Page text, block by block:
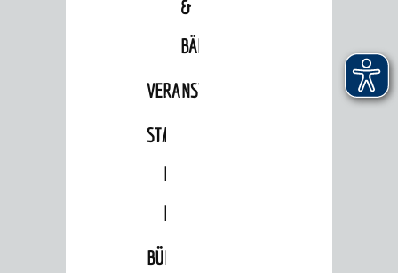
&
BÄDER
VERANSTALTUNGSRÄUME
STADTHALLE
ROLF-
ENGELBRECHT-
HAUS
BÜRGERSAAL
Oberbürgermeister
Bürgerinformationssystem
Gemeinderat
Abgeordnete